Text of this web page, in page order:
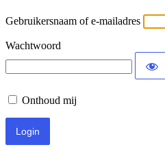
Gebruikersnaam of e-mailadres
Wachtwoord
Onthoud mij